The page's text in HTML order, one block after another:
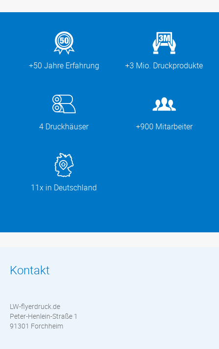
+50 Jahre Erfahrung +3 Mio. Druckprodukte
4 Druckhäuser +900 Mitarbeiter
11x in Deutschland
Kontakt
LW-flyerdruck.de
Peter-Henlein-Straße 1
91301 Forchheim